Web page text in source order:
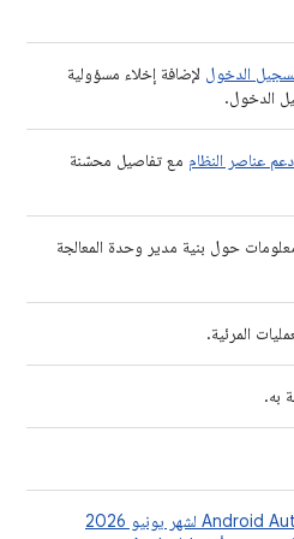
لإضافة إخلاء مسؤولية
دعم عناصر النظام مع تفاصيل محسّنة
حول بنية مدير وحدة المعالجة
المرئية.
به.